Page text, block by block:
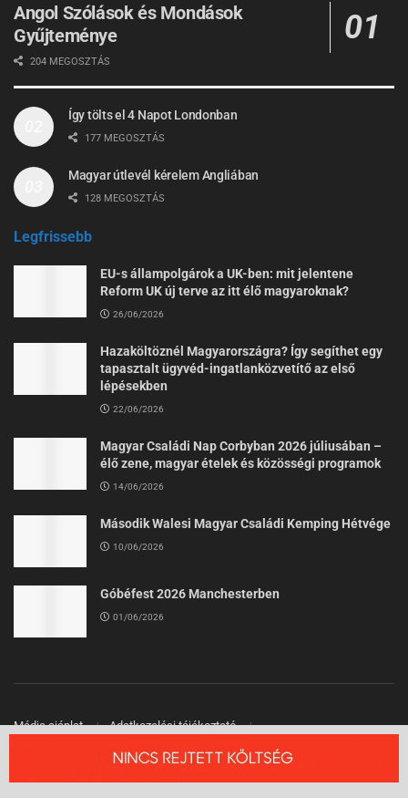
Angol Szólások és Mondások
Gyűjteménye
204 MEGOSZTÁS
Így tölts el 4 Napot Londonban
177 MEGOSZTÁS
Magyar útlevél kérelem Angliában
128 MEGOSZTÁS
Legfrissebb
EU-s állampolgárok a UK-ben: mit jelentene
Reform UK új terve az itt élő magyaroknak?
26/06/2026
Hazaköltöznél Magyarországra? Így segíthet egy
tapasztalt ügyvéd-ingatlanközvetítő az első
lépésekben
22/06/2026
Magyar Családi Nap Corbyban 2026 júliusában –
élő zene, magyar ételek és közösségi programok
14/06/2026
Második Walesi Magyar Családi Kemping Hétvége
10/06/2026
Góbéfest 2026 Manchesterben
01/06/2026
Média ajánlat
Adatkezelési tájékoztató